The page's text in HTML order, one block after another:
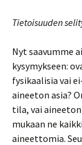
Tietoisuuden
Nyt saavumme
kysymykseen:
fysikaalisia vai
aineeton asia?
tila, vai
mukaan ne
aineettomia.